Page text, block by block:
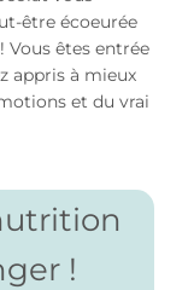
être écoeurée
Vous êtes entrée
appris à mieux
et du vrai
!